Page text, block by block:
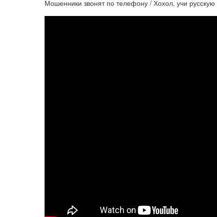
Мошенники звонят по телефону / Хохол, учи русскую